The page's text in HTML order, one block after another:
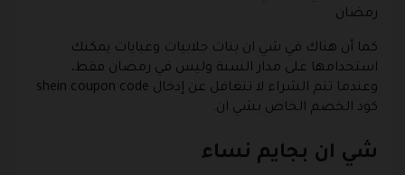
رمضان.
كما أن هناك في شي ان بنات جلابيات وعبايات يمكنك
استخدامها على مدار السنة وليس في رمضان فقط،
وعندما تتم الشراء لا تتغافل عن إدخال shein coupon code
كود الخصم الخاص بشي ان.
شي ان بجايم نساء